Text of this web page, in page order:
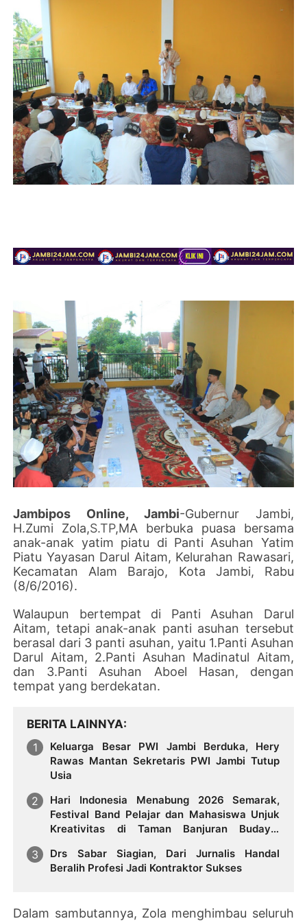
Jambipos Online, Jambi-Gubernur Jambi,
H.Zumi Zola,S.TP,MA berbuka puasa bersama
anak-anak yatim piatu di Panti Asuhan Yatim
Piatu Yayasan Darul Aitam, Kelurahan Rawasari,
Kecamatan Alam Barajo, Kota Jambi, Rabu
(8/6/2016).
Walaupun bertempat di Panti Asuhan Darul
Aitam, tetapi anak-anak panti asuhan tersebut
berasal dari 3 panti asuhan, yaitu 1.Panti Asuhan
Darul Aitam, 2.Panti Asuhan Madinatul Aitam,
dan 3.Panti Asuhan Aboel Hasan, dengan
tempat yang berdekatan.
BERITA LAINNYA
Keluarga Besar PWI Jambi Berduka, Hery
Rawas Mantan Sekretaris PWI Jambi Tutup
Usia
Hari Indonesia Menabung 2026 Semarak,
Festival Band Pelajar dan Mahasiswa Unjuk
Kreativitas di Taman Banjuran Budayo,
Drs Sabar Siagian, Dari Jurnalis Handal
Beralih Profesi Jadi Kontraktor Sukses
Dalam sambutannya, Zola menghimbau seluruh